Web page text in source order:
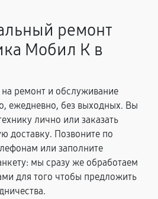
ремонт
Мобил К в
ремонт и обслуживание
ежедневно, без выходных. Вы
лично или заказать
доставку. Позвоните по
или заполните
мы сразу же обработаем
для того чтобы предложить